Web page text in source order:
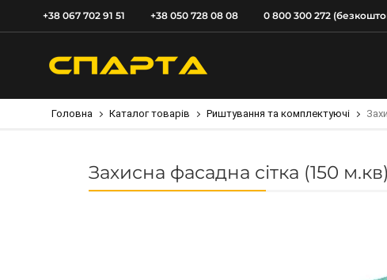
+38 067 702 91 51 +38 050 728 08 08 0 800 300 272
Головна Каталог товарів Риштування та комплектуючі
Захисна фасадна сітка (150 м.кв)